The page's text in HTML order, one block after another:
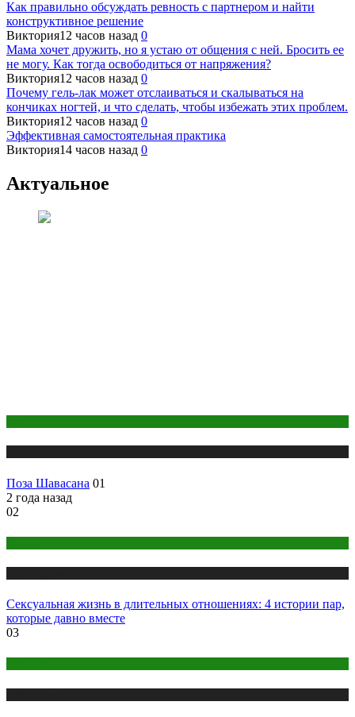
Как правильно обсуждать ревность с партнером и найти
конструктивное решение
Виктория12 часов назад 0
Мама хочет дружить, но я устаю от общения с ней. Бросить ее
не могу. Как тогда освободиться от напряжения?
Виктория12 часов назад 0
Почему гель-лак может отслаиваться и скалываться на
кончиках ногтей, и что сделать, чтобы избежать этих проблем.
Виктория12 часов назад 0
Эффективная самостоятельная практика
Виктория14 часов назад 0
Актуальное
Поза Шавасана 01
2 года назад
02
Сексуальная жизнь в длительных отношениях: 4 истории пар,
которые давно вместе
03